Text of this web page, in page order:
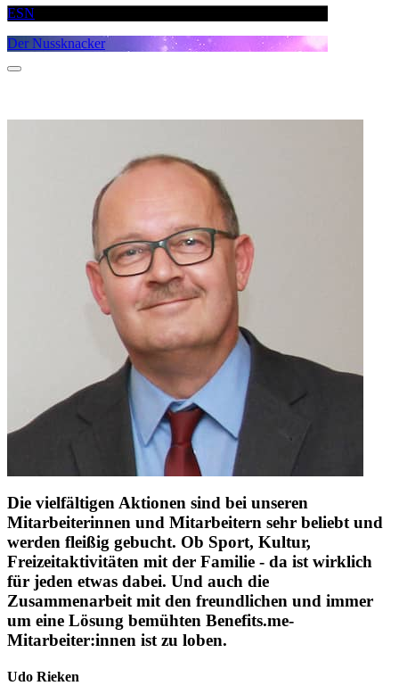
ESN
Der Nussknacker
Die vielfältigen Aktionen sind bei unseren
Mitarbeiterinnen und Mitarbeitern sehr beliebt und
werden fleißig gebucht. Ob Sport, Kultur,
Freizeitaktivitäten mit der Familie - da ist wirklich
für jeden etwas dabei. Und auch die
Zusammenarbeit mit den freundlichen und immer
um eine Lösung bemühten Benefits.me-
Mitarbeiter:innen ist zu loben.
Udo Rieken